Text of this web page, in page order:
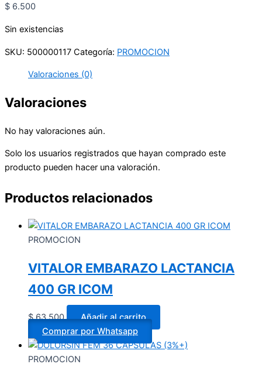
$ 6.500
Sin existencias
SKU: 500000117 Categoría: PROMOCION
Valoraciones (0)
Valoraciones
No hay valoraciones aún.
Solo los usuarios registrados que hayan comprado este
producto pueden hacer una valoración.
Productos relacionados
PROMOCION
VITALOR EMBARAZO LACTANCIA
400 GR ICOM
$63.500
Añadir al carrito
Comprar por Whatsapp
PROMOCION